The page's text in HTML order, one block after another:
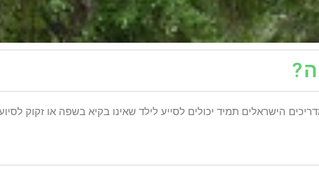
הישראלים תמיד יכולים לסייע לילד שאינו בקיא בשפה או זקוק